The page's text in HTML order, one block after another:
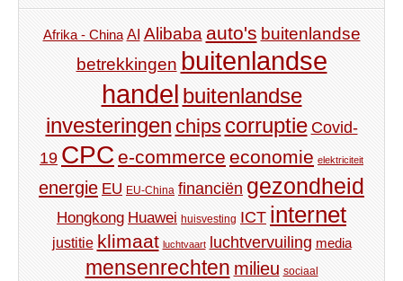
Afrika - China AI Alibaba auto's buitenlandse
betrekkingen buitenlandse
handel buitenlandse
investeringen chips corruptie Covid-
19 CPC e-commerce economie elektriciteit
energie EU EU-China financiën gezondheid
Hongkong Huawei huisvesting ICT internet
justitie klimaat luchtvaart luchtvervuiling media
mensenrechten milieu sociaal